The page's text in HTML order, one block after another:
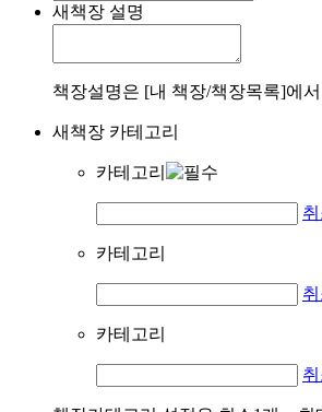
새책장 설명
책장설명은 [내 책장/책장목록]에
새책장 카테고리
카테고리
카테고리
카테고리